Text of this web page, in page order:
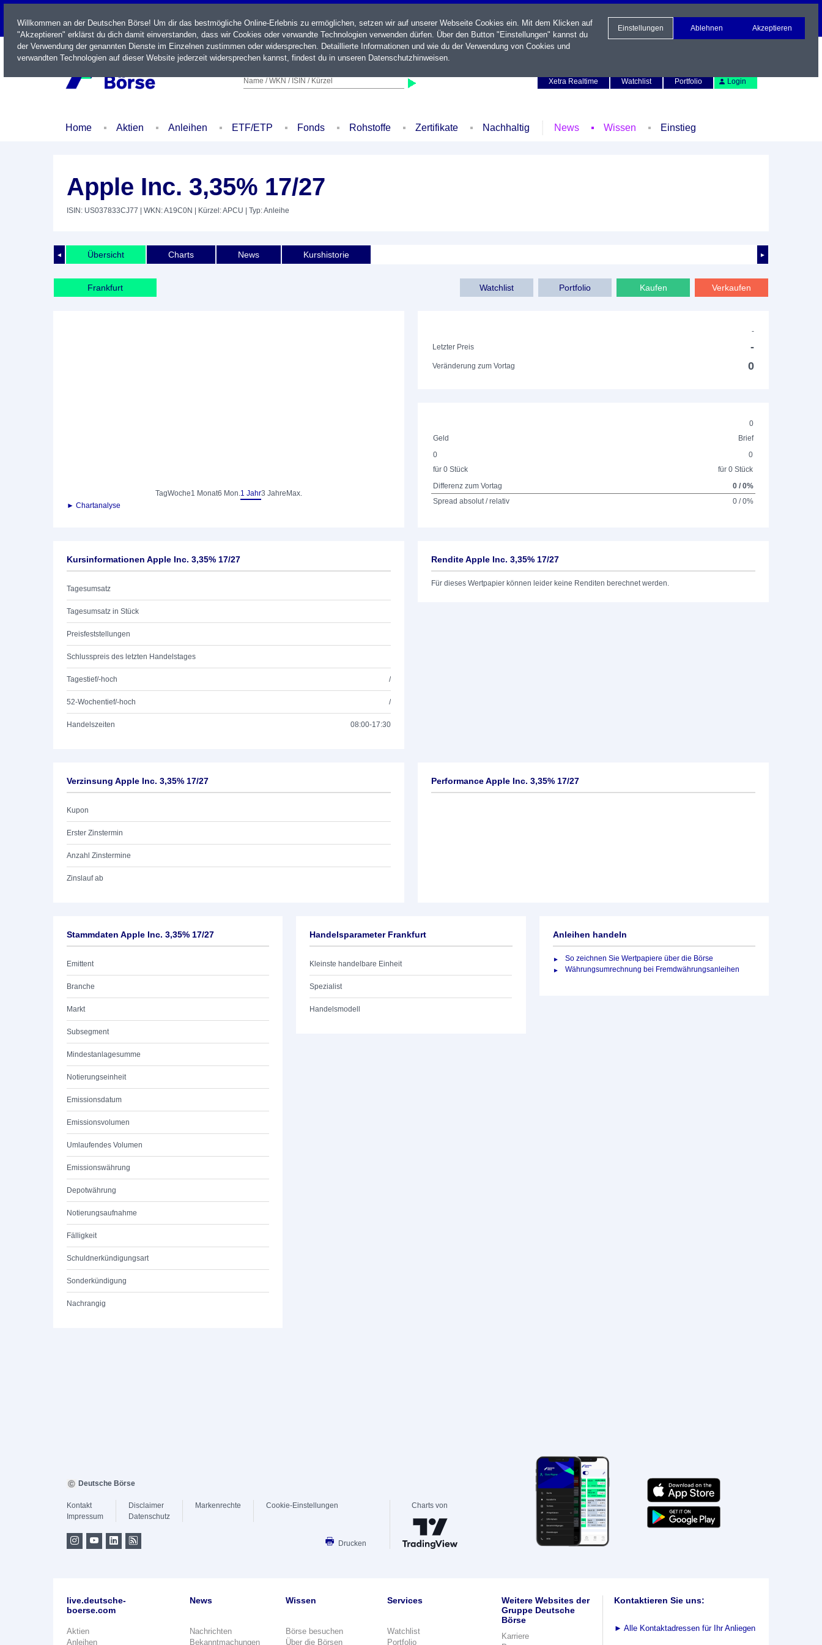
LIVE
Name / WKN / ISIN / Kürzel
Xetra Realtime
Watchlist Portfolio Login
Home Aktien Anleihen ETF/ETP Fonds Rohstoffe Zertifikate Nachhaltig News Wissen Einstieg
Apple Inc. 3,35% 17/27
ISIN: US037833CJ77 | WKN: A19C0N | Kürzel: APCU | Typ: Anleihe
◄ ►
Übersicht Charts News Kurshistorie
Frankfurt Verkaufen
Kaufen
Portfolio
Watchlist
TagWoche1 Monat6 Mon.1 Jahr3 Jahre Max.
► Chartanalyse
-
Letzter Preis
-
Veränderung zum Vortag 0
0
Geld
Brief
0
für 0 Stück
0
für 0 Stück
Differenz zum Vortag
0 / 0%
Spread absolut / relativ
0 / 0%
Kursinformationen Apple Inc. 3,35% 17/27
Tagesumsatz
Tagesumsatz in Stück
Preisfeststellungen
Schlusspreis des letzten Handelstages
Tagestief/-hoch /
52-Wochentief/-hoch /
Handelszeiten 08:00-17:30
Rendite Apple Inc. 3,35% 17/27
Für dieses Wertpapier können leider keine Renditen berechnet werden.
Verzinsung Apple Inc. 3,35% 17/27
Kupon
Erster Zinstermin
Anzahl Zinstermine
Zinslauf ab
Performance Apple Inc. 3,35% 17/27
Stammdaten Apple Inc. 3,35% 17/27
Emittent
Branche
Markt
Subsegment
Mindestanlagesumme
Notierungseinheit
Emissionsdatum
Emissionsvolumen
Umlaufendes Volumen
Emissionswährung
Depotwährung
Notierungsaufnahme
Fälligkeit
Schuldnerkündigungsart
Sonderkündigung
Nachrangig
Handelsparameter Frankfurt
Kleinste handelbare Einheit
Spezialist
Handelsmodell
Anleihen handeln
So zeichnen Sie Wertpapiere über die Börse
Währungsumrechnung bei Fremdwährungsanleihen
Willkommen an der Deutschen Börse! Um dir das bestmögliche Online-Erlebnis zu ermöglichen, setzen wir auf unserer Webseite Cookies ein. Mit dem Klicken auf
"Akzeptieren" erklärst du dich damit einverstanden, dass wir Cookies oder verwandte Technologien verwenden dürfen. Über den Button "Einstellungen" kannst du
der Verwendung der genannten Dienste im Einzelnen zustimmen oder widersprechen. Detaillierte Informationen und wie du der Verwendung von Cookies und
verwandten Technologien auf dieser Website jederzeit widersprechen kannst, findest du in unseren Datenschutzhinweisen.
Einstellungen Ablehnen Akzeptieren
Deutsche Börse
Kontakt
Impressum
Disclaimer
Datenschutz
Markenrechte Cookie-Einstellungen
Drucken
Charts von
live.deutsche-
boerse.com
Aktien
Anleihen
News
Nachrichten
Bekanntmachungen
Wissen
Börse besuchen
Über die Börsen
Services
Watchlist
Portfolio
Weitere Websites der
Gruppe Deutsche
Börse
Karriere
Kontaktieren Sie uns:
► Alle Kontaktadressen für Ihr Anliegen